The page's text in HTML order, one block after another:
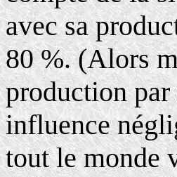
avec sa
80 %. (Alors
production
influence
tout le monde